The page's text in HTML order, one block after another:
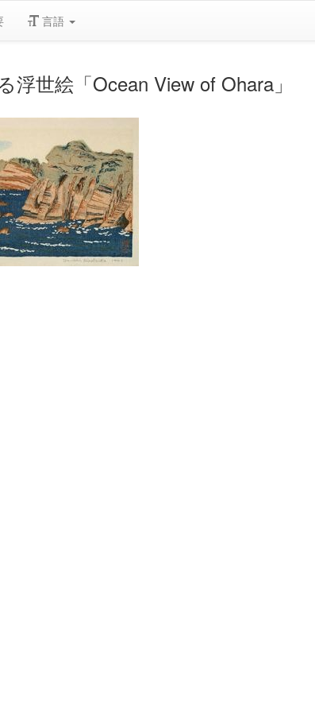
言語
浮世絵「Ocean View of Ohara」